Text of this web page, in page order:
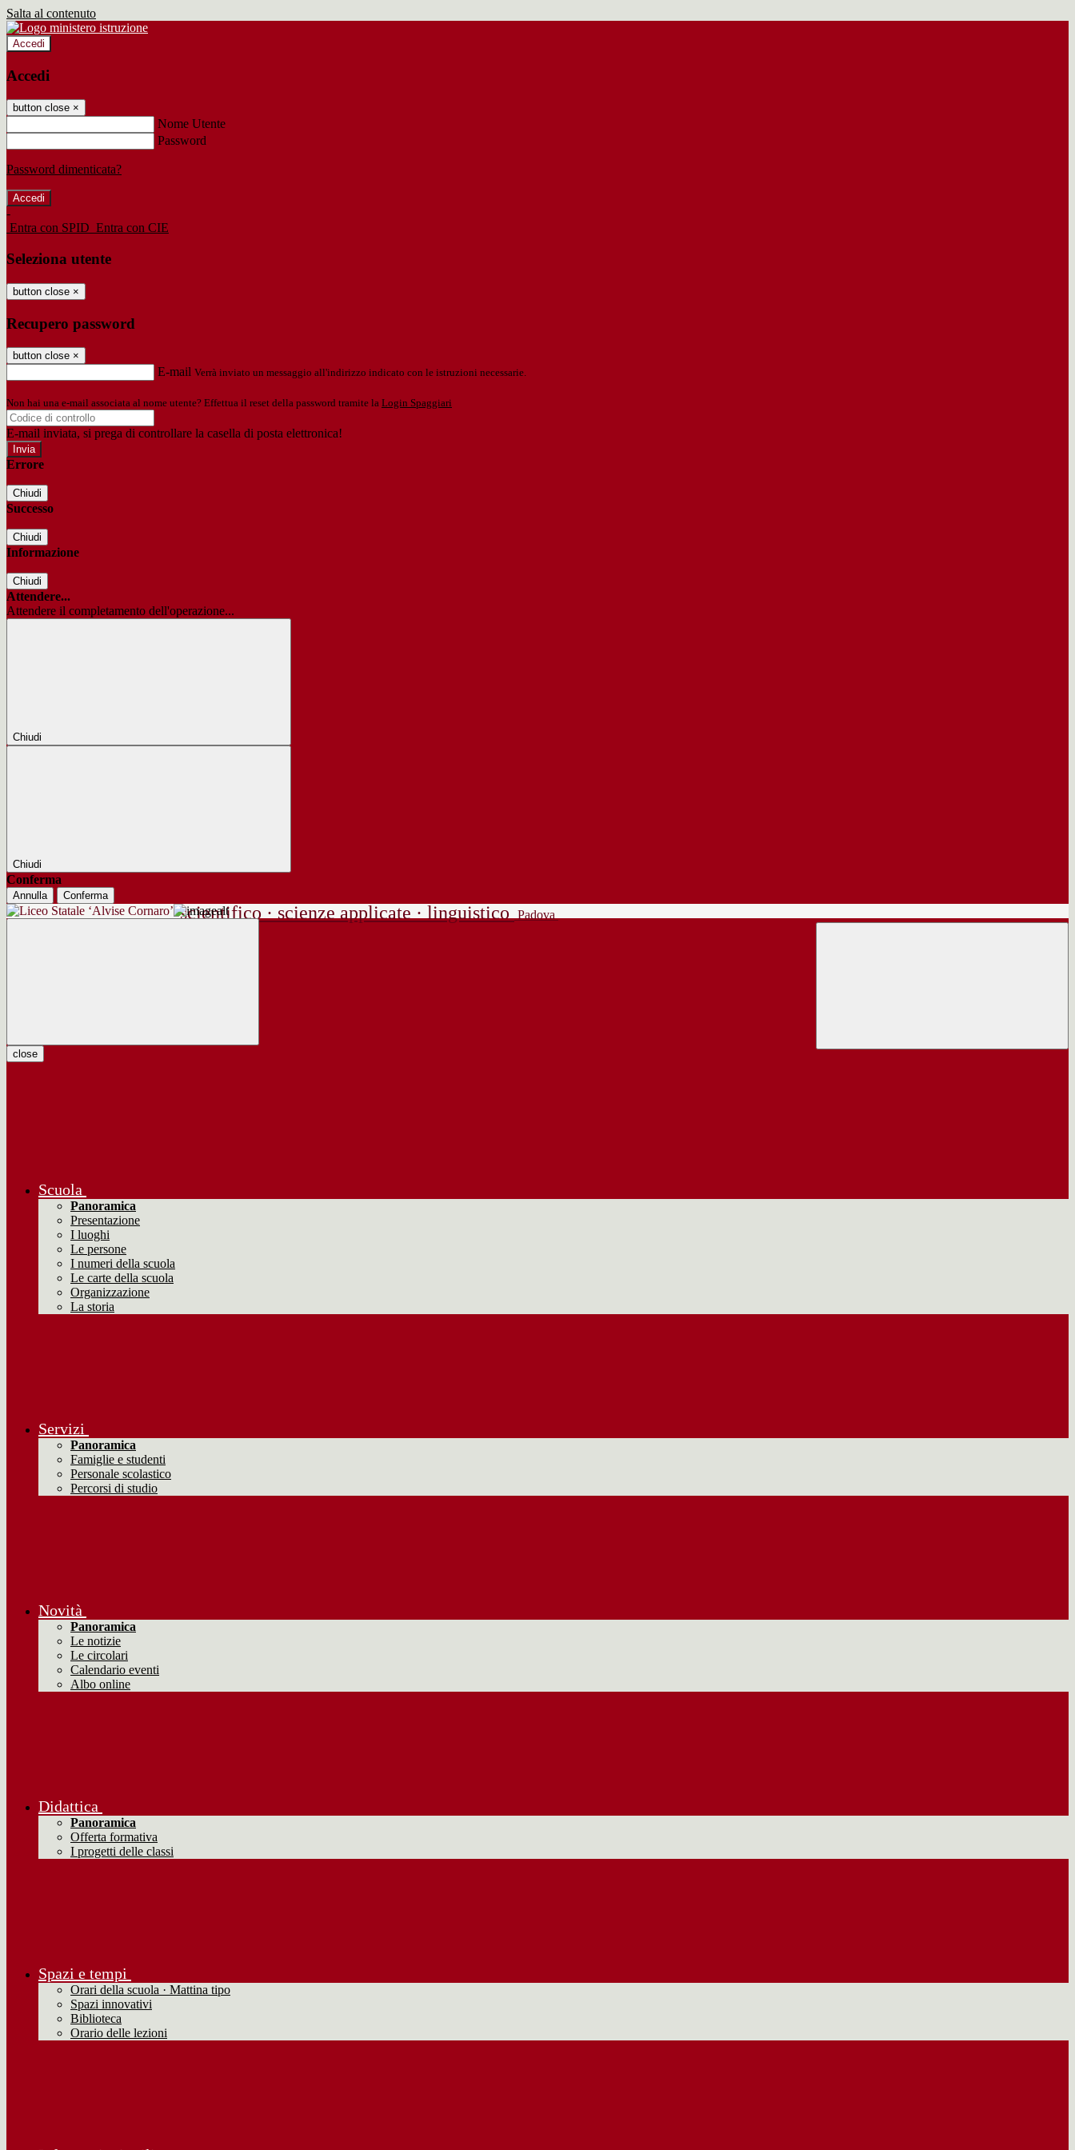
Salta al contenuto
Accedi
Accedi
button close ×
Nome Utente
Password
Password dimenticata?
-
Entra con SPID Entra con CIE
Seleziona utente
button close ×
Recupero password
button close ×
E-mail Verrà inviato un messaggio all'indirizzo indicato con le istruzioni necessarie.
Non hai una e-mail associata al nome utente? Effettua il reset della password tramite la Login Spaggiari
E-mail inviata, si prega di controllare la casella di posta elettronica!
Errore
Chiudi
Successo
Chiudi
Informazione
Chiudi
Attendere...
Attendere il completamento dell'operazione...
Chiudi
Chiudi
Conferma
Annulla Conferma
scientifico · scienze applicate · linguistico Padova
close
Scuola
Panoramica
Presentazione
I luoghi
Le persone
I numeri della scuola
Le carte della scuola
Organizzazione
La storia
Servizi
Panoramica
Famiglie e studenti
Personale scolastico
Percorsi di studio
Novità
Panoramica
Le notizie
Le circolari
Calendario eventi
Albo online
Didattica
Panoramica
Offerta formativa
I progetti delle classi
Spazi e tempi
Orari della scuola · Mattina tipo
Spazi innovativi
Biblioteca
Orario delle lezioni